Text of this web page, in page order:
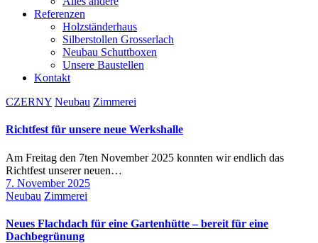
Referenzen
Holzständerhaus
Silberstollen Grosserlach
Neubau Schuttboxen
Unsere Baustellen
Kontakt
facebook
CZERNY Neubau Zimmerei
Richtfest für unsere neue Werkshalle
Am Freitag den 7ten November 2025 konnten wir endlich das
Richtfest unserer neuen…
7. November 2025
Neubau Zimmerei
Neues Flachdach für eine Gartenhütte – bereit für eine
Dachbegrünung